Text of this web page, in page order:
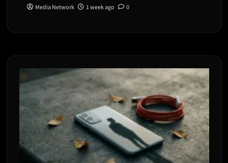
Media Network 1 week ago 0